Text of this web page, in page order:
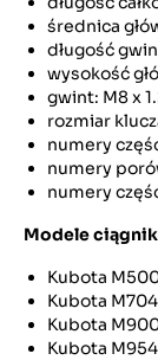
średnica
długość
wysokość
gwint: M8 x
rozmiar
numery
numery
numery
Modele
Kubota
Kubota
Kubota
Kubota